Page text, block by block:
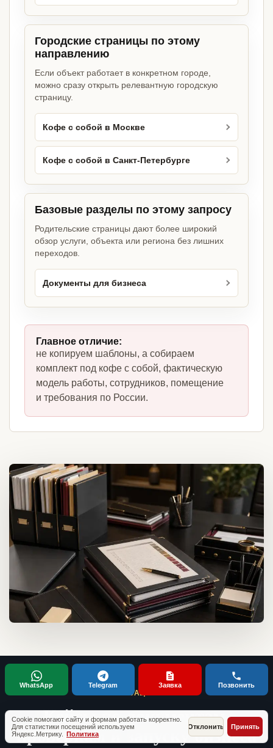
Городские страницы по этому
направлению
Если объект работает в конкретном городе,
можно сразу открыть релевантную городскую
страницу.
Кофе с собой в Москве
Кофе с собой в Санкт-Петербурге
Базовые разделы по этому запросу
Родительские страницы дают более широкий
обзор услуги, объекта или региона без лишних
переходов.
Документы для бизнеса
Главное отличие:
не копируем шаблоны, а собираем
комплект под кофе с собой, фактическую
модель работы, сотрудников, помещение
и требования по России.
ТИПОВЫЕ СИТУАЦИИ КЛИЕНТОВ
Кейсы по документам,
проверкам и запуску бизнеса
Cookie помогают сайту и формам работать корректно.
Для статистики посещений используем
Яндекс.Метрику. Политика
Отклонить Принять
WhatsApp Telegram Заявка Позвонить